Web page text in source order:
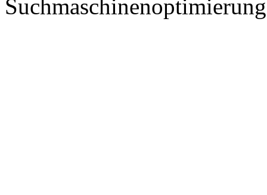
Suchmaschinenoptimierung